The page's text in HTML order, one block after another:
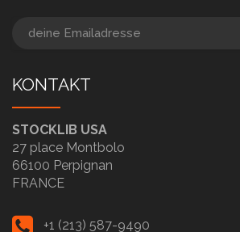
KONTAKT
STOCKLIB USA
27 place Montbolo
66100 Perpignan
FRANCE
+1 (213) 587-9490